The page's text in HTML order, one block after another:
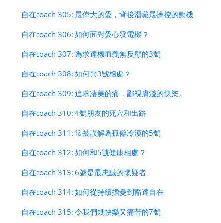
自在coach 305: 最偉大的愛，背後潛藏最操控的動機
自在coach 306: 如何面對愛心發電機？
自在coach 307: 為求達標而義無反顧的3號
自在coach 308: 如何與3號相處？
自在coach 309: 追求凄美的痛，鄙視膚淺的快樂。
自在coach 310: 4號朋友的死穴和出路
自在coach 311: 常被誤解為孤僻冷漠的5號
自在coach 312: 如何和5號健康相處？
自在coach 313: 6號是最忠誠的懷疑者
自在coach 314: 如何從持續擔憂到豁達自在
自在coach 315: 令我們既快樂又痛苦的7號